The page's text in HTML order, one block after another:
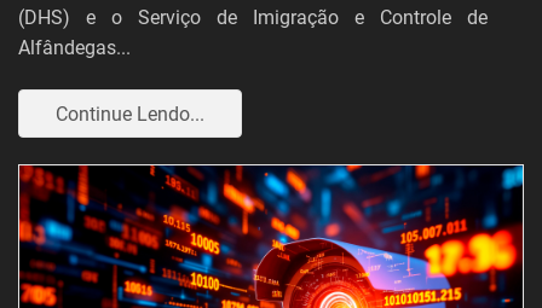
(DHS) e o Serviço de Imigração e Controle de
Alfândegas...
Continue Lendo...